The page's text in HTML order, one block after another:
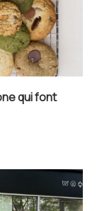
qui font